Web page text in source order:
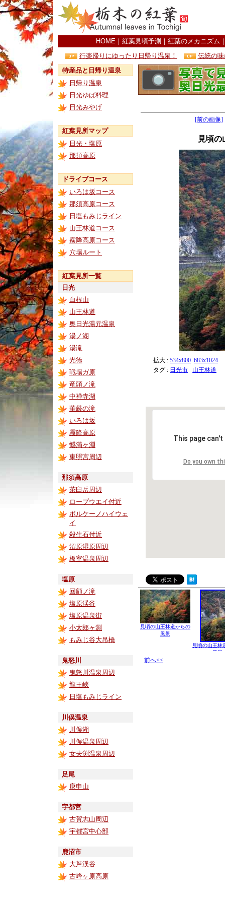
HOME ｜ 紅葉見頃予測 ｜ 紅葉のメカニズム
行楽帰りにゆったり日帰り温泉！
伝統の
特産品と日帰り温泉
日帰り温泉
日光ゆば料理
日光みやげ
紅葉見所マップ
日光・塩原
那須高原
ドライブコース
いろは坂コース
那須高原コース
日塩もみじライン
山王林道コース
霧降高原コース
穴場ルート
紅葉見所一覧
日光
白根山
山王林道
奥日光湯元温泉
湯ノ湖
湯滝
光徳
戦場ガ原
竜頭ノ滝
中禅寺湖
華厳の滝
いろは坂
霧降高原
憾満ヶ淵
東照宮周辺
那須高原
茶臼岳周辺
ロープウエイ付近
ボルケーノハイウェ
イ
殺生石付近
沼原湿原周辺
板室温泉周辺
塩原
回顧ノ滝
塩原渓谷
塩原温泉街
小太郎ヶ淵
もみじ谷大吊橋
鬼怒川
鬼怒川温泉周辺
龍王峡
日塩もみじライン
川俣温泉
川俣湖
川俣温泉周辺
女夫渕温泉周辺
足尾
庚申山
宇都宮
古賀志山周辺
宇都宮中心部
鹿沼市
大芦渓谷
古峰ヶ原高原
[前の画像]
見頃の
拡大 : 534x800 683x1024
タグ : 日光市 山王林道
This page
Do you own
見頃の山王林道からの
風景
見頃の山王林
風景
前へ<<